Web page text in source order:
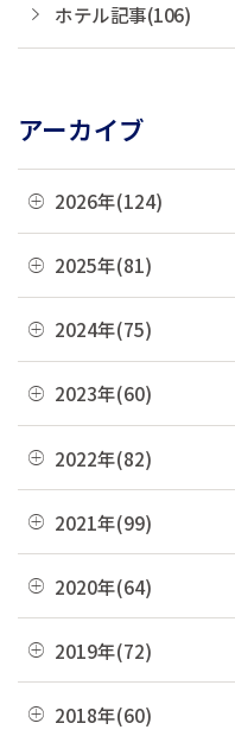
ホテル記事(106)
アーカイブ
2026年(124)
08月(3)
07月(21)
05月(13)
04月(10)
03月(36)
01月(13)
2025年(81)
12月(8)
11月(22)
09月(3)
08月(4)
07月(7)
05月(6)
04月(4)
2024年(75)
12月(4)
11月(6)
09月(4)
08月(6)
07月(6)
05月(9)
2023年(60)
12月(4)
11月(3)
09月(8)
08月(4)
07月(4)
2022年(82)
12月(8)
11月(5)
09月(8)
08月(4)
2021年(99)
12月(9)
11月(7)
09月(5)
2020年(64)
12月(2)
11月(8)
2019年(72)
12月(7)
2018年(60)